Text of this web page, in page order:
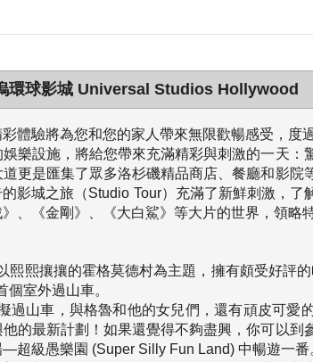
環球影城 Universal Studios Hollywood
體驗將為您和您的家人帶來無限歡暢感受，度
樂設施，將給您帶來充滿精彩與刺激的一天：
更是匯集了眾多洛杉磯精品商店、餐廳和影院
影城之旅（Studio Tour）充滿了新鮮刺激，了
、《金剛》、《大白鯊》等大片的世界，領略
熙熙攘攘的霍格莫德村為主題，擁有頗受好評
室外過山車。
過山車，與格魯和他的女兒們，還有頑皮可愛
的最新計劃！如果還覺得不夠盡興，你可以到
超級愚樂園 (Super Silly Fun Land) 中暢遊一番